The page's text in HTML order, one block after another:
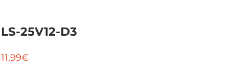
LS-25V12-D3
11,99€